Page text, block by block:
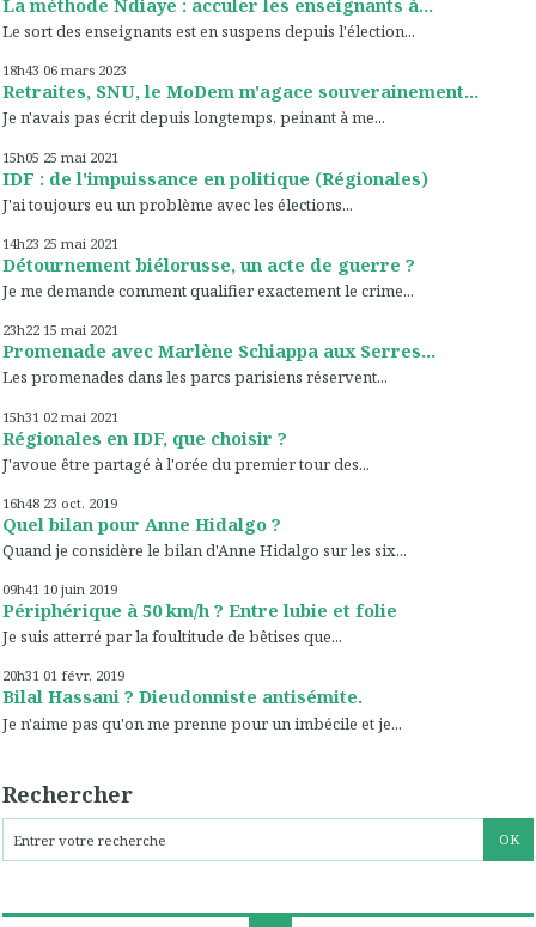
Le sort des enseignants est en suspens depuis l'élection...
18h43 06 mars 2023
Retraites, SNU, le MoDem m'agace souverainement...
Je n'avais pas écrit depuis longtemps, peinant à me...
15h05 25 mai 2021
IDF : de l'impuissance en politique (Régionales)
J'ai toujours eu un problème avec les élections...
14h23 25 mai 2021
Détournement biélorusse, un acte de guerre ?
Je me demande comment qualifier exactement le crime...
23h22 15 mai 2021
Promenade avec Marlène Schiappa aux Serres...
Les promenades dans les parcs parisiens réservent...
15h31 02 mai 2021
Régionales en IDF, que choisir ?
J'avoue être partagé à l'orée du premier tour des...
16h48 23 oct. 2019
Quel bilan pour Anne Hidalgo ?
Quand je considère le bilan d'Anne Hidalgo sur les six...
09h41 10 juin 2019
Périphérique à 50 km/h ? Entre lubie et folie
Je suis atterré par la foultitude de bêtises que...
20h31 01 févr. 2019
Bilal Hassani ? Dieudonniste antisémite.
Je n'aime pas qu'on me prenne pour un imbécile et je...
Rechercher